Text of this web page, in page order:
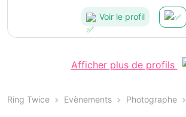
Voir le profil
Afficher plus de profils
Ring Twice Evènements Photographe